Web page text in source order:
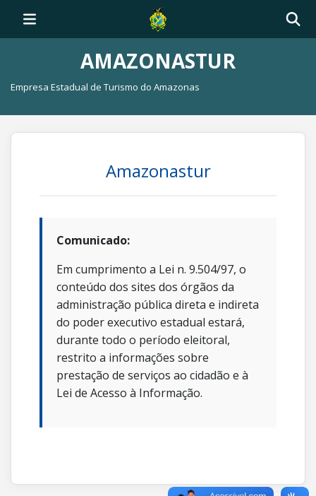
AMAZONASTUR
Empresa Estadual de Turismo do Amazonas
Amazonastur
Comunicado:
Em cumprimento a Lei n. 9.504/97, o
conteúdo dos sites dos órgãos da
administração pública direta e indireta
do poder executivo estadual estará,
durante todo o período eleitoral,
restrito a informações sobre
prestação de serviços ao cidadão e à
Lei de Acesso à Informação.